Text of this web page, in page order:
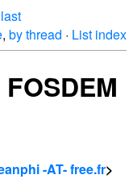
last
, by thread · List index
-AT- free.fr>